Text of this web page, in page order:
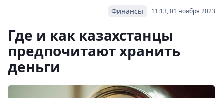
11:13, 01 ноября 2023
Финансы
Где и как казахстанцы
предпочитают хранить
деньги